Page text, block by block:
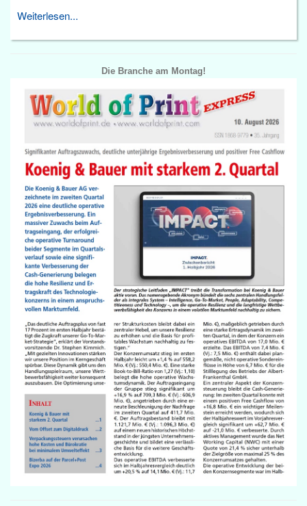
Weiterlesen...
Die Branche am Montag!